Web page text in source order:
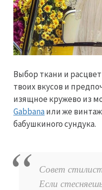
Выбор ткани и
твоих вкусов и
изящное кружево из
Gabbanaили же
бабушкиного сундука.
Совет
Если